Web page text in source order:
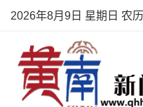
2026年8月9日 星期日 农